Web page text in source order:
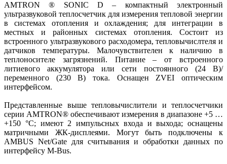
AMTRON ® SONIC D – компакт­ный электронный
ультразвуковой теплосчетчик для измерения тепловой энергии
в системах отопления и охлаждения; для интеграции в
местных и районных системах отопления. Состоит из
встроенного ультразвукового расходомера, теп­ловычислтеля и
датчиков температуры. Малочувствителен к наличию в
теплоносителе загрязнений. Питание – от встроенного
литиевого аккумулятора или сети постоянного (24 В)/
переменного (230 В) тока. Оснащен ZVEI оптическим
интерфейсом.
Представленные выше тепловычислители и теплосчетчики
серии AMTRON® обеспечивают измерения в диапазоне +5 …
+150 °C; имеют 2 импульсных входа и выхода; оснащены
матричными ЖК-дисплеями. Могут быть подключены к
AMBUS Net/Gate для считывания и обработки данных по
интерфейсу M‑Bus.